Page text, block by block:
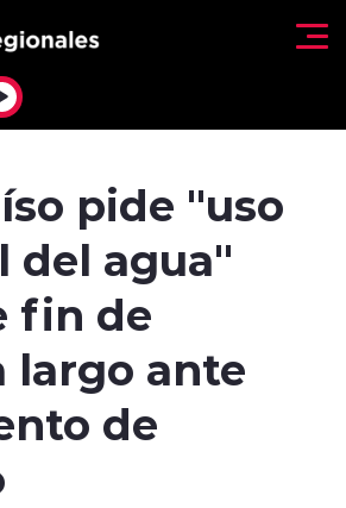
Aire
pide "uso
del agua"
fin de
largo ante
de